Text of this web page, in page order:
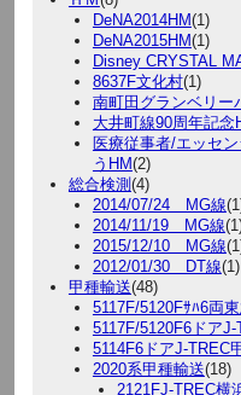
DeNA2014HM(1)
DeNA2015HM(1)
Disney CRYSTAL
8637F文化村(1)
南町田グランベリー
大井町線90周年記念
医療従事者/エッセ
うHM(2)
総合検測(4)
2014/07/24 MG線
2014/11/19 MG線
2015/12/10 MG線
2012/01/30 DT線(1)
甲種輸送(48)
5117F/5120Fｻﾊ6両
5117F/5120F6ドアJ-
5114F6ドアJ-TREC
2020系甲種輸送(18)
2121FJ-TREC横